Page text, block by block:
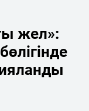
жел»: